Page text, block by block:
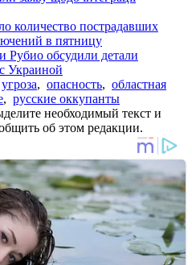
количество пострадавших
в пятницу
Рубио обсудили детали
Украиной
угроза, опасность, областная
, русские оккупанты
необходимый текст и
об этом редакции.